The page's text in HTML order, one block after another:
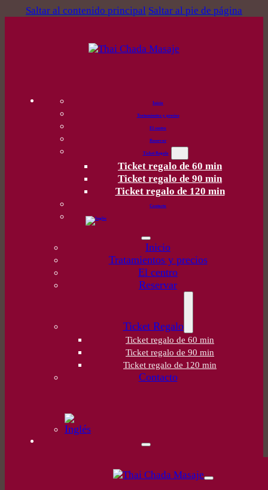
Saltar al contenido principal Saltar al pie de página
Inicio
Tratamientos y precios
El centro
Reservar
Ticket Regalo
Ticket regalo de 60 min
Ticket regalo de 90 min
Ticket regalo de 120 min
Contacto
Inicio
Tratamientos y precios
El centro
Reservar
Ticket Regalo
Ticket regalo de 60 min
Ticket regalo de 90 min
Ticket regalo de 120 min
Contacto